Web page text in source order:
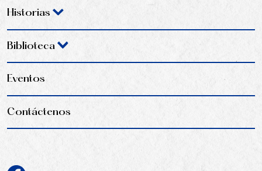
Historias
Biblioteca
Eventos
Contáctenos